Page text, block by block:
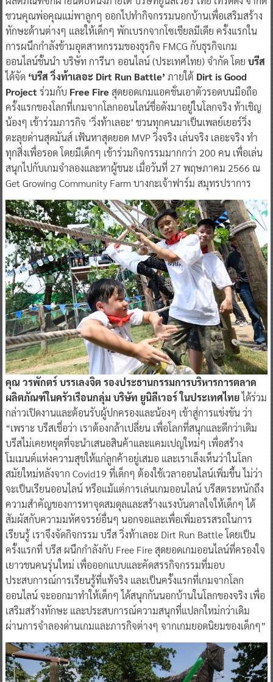
ชวนคุณพ่อคุณแม่พาลูกๆ ออกไปทำกิจกรรมนอกบ้านเพื่อเสริมสร้าง
ทักษะด้านต่างๆ และให้เด็กๆ พักเบรกจากโซเชียลมีเดีย ครั้งแรกใน
การผนึกกำลังข้ามอุตสาหกรรมของธุรกิจ FMCG กับธุรกิจเกม
ออนไลน์ชั้นนำ บริษัท การีนา ออนไลน์ (ประเทศไทย) จำกัด โดย บรีส
ได้จัด ‘บรีส วิ่งท้าเลอะ Dirt Run Battle’ ภายใต้ Dirt is Good
Projectร่วมกับ Free Fireสุดยอดเกมแอคชั่นเอาตัวรอดบนมือถือ
ครั้งแรกของโลกที่เกมจากโลกออนไลน์ชื่อดังมาอยู่ในโลกจริง ท้าเชิญ
น้องๆ เข้าร่วมภารกิจ ‘วิ่งท้าเลอะ’ ชวนทุกคนมาเป็นเพลย์เยอร์วิ่ง
ตะลุยด่านสุดมันส์ เฟ้นหาสุดยอด MVP วิ่งจริง เล่นจริง เลอะจริง ทำ
ทุกสิ่งเพื่อรอด โดยมีเด็กๆ เข้าร่วมกิจกรรมมากกว่า 200 คน เพื่อเล่น
สนุกไปกับเกมจำลองและหาผู้ชนะ เมื่อวันที่ 27 พฤษภาคม 2566 ณ
Get Growing Community Farm บางกะเจ้าฟาร์ม สมุทรปราการ
คุณ วรพักตร์ บรรเลงจิต รองประธานกรรมการบริหารการตลาด
ผลิตภัณฑ์ในครัวเรือนกลุ่ม บริษัท ยูนิลีเวอร์ ในประเทศไทยได้ร่วม
กล่าวเปิดงานและต้อนรับผู้ปกครองและน้องๆ เข้าสู่การแข่งขัน ว่า
“เพราะ บรีสเชื่อว่า เราต้องกล้าเปลี่ยน เพื่อโลกที่สนุกและดีกว่าเดิม
บรีสไม่เคยหยุดที่จะนำเสนอสินค้าและแคมเปญใหม่ๆ เพื่อสร้าง
โมเมนต์แห่งความสุขให้แก่ลูกค้าอยู่เสมอ และเราเล็งเห็นว่าในโลก
สมัยใหม่หลังจาก Covid19 ที่เด็กๆ ต้องใช้เวลาออนไลน์เพิ่มขึ้น ไม่ว่า
จะเป็นเรียนออนไลน์ หรือแม้แต่การเล่นเกมออนไลน์ บรีสตระหนักถึง
ความสำคัญของการหาจุดสมดุลและสร้างแรงบันดาลใจให้เด็กๆ ได้
สัมผัสกับความมหัศจรรย์อื่นๆ นอกจอและเพื่อเพิ่มอรรสรถในการ
เรียนรู้ เราจึงจัดกิจกรรม บรีส วิ่งท้าเลอะ Dirt Run Battle โดยเป็น
ครั้งแรกที่ บรีส ผนึกกำลังกับ Free Fire สุดยอดเกมออนไลน์ที่ครองใจ
เยาวชนคนรุ่นใหม่ เพื่อออกแบบและคัดสรรกิจกรรมที่มอบ
ประสบการณ์การเรียนรู้ที่แท้จริง และเป็นครั้งแรกที่เกมจากโลก
ออนไลน์ จะออกมาทำให้เด็กๆ ได้สนุกกันนอกบ้านในโลกของจริง เพื่อ
เสริมสร้างทักษะ และประสบการณ์ความสนุกที่แปลกใหม่กว่าเดิม
ผ่านการจำลองด่านเกมและภารกิจต่างๆ จากเกมยอดนิยมของเด็กๆ”